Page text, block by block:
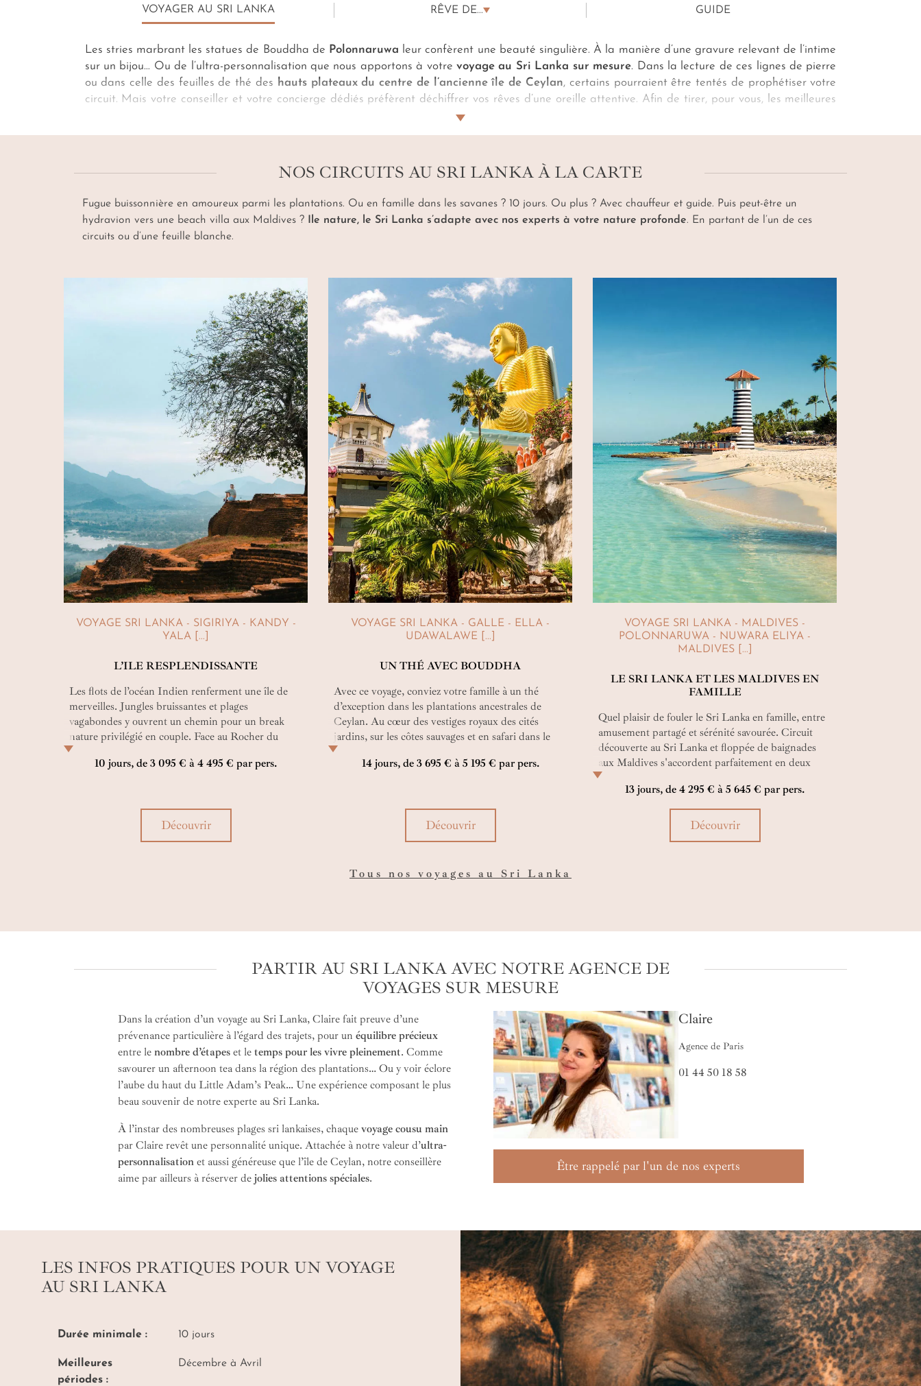
VOYAGER AU SRI LANKA RÊVE DE... GUIDE
Les stries marbrant les statues de Bouddha de Polonnaruwa leur confèrent une beauté singulière. À la manière d’une gravure relevant de l’intime
sur un bijou… Ou de l’ultra-personnalisation que nous apportons à votrevoyage au Sri Lanka sur mesure. Dans la lecture de ces lignes de pierre
ou dans celle des feuilles de thé des hauts plateaux du centre de l’ancienne île de Ceylan, certains pourraient être tentés de prophétiser votre
circuit. Mais votre conseiller et votre concierge dédiés préfèrent déchiffrer vos rêves d’une oreille attentive. Afin de tirer, pour vous, les meilleures
voyage au Sri Lanka sur mesure
NOS CIRCUITS AU SRI LANKA À LA CARTE
Fugue buissonnière en amoureux parmi les plantations. Ou en famille dans les savanes ? 10 jours. Ou plus ? Avec chauffeur et guide. Puis peut-être un
hydravion vers une beach villa aux Maldives ?
Ile nature, le Sri Lanka s’adapte avec nos experts à votre nature profonde. En partant de l’un de ces
circuits ou d’une feuille blanche.
VOYAGE SRI LANKA - SIGIRIYA - KANDY -
YALA [...]
L’ILE RESPLENDISSANTE
Les flots de l’océan Indien renferment une île de
merveilles. Jungles bruissantes et plages
vagabondes y ouvrent un chemin pour un break
nature privilégié en couple. Face au Rocher du
Lion ou sous le regard des Demoiselles de Sigiriya,
votre voyage privé au cœur du Sri Lanka n'est que
10 jours, de 3 095 € à 4 495 € par pers.
Découvrir
VOYAGE SRI LANKA - GALLE - ELLA -
UDAWALAWE [...]
UN THÉ AVEC BOUDDHA
Avec ce voyage, conviez votre famille à un thé
d’exception dans les plantations ancestrales de
Ceylan. Au cœur des vestiges royaux des cités
jardins, sur les côtes sauvages et en safari dans le
Parc d’Udawalawe, on se prend alors à se
demander : et si le secret du sourire si serein de
14 jours, de 3 695 € à 5 195 € par pers.
Découvrir
VOYAGE SRI LANKA - MALDIVES -
POLONNARUWA - NUWARA ELIYA -
MALDIVES [...]
LE SRI LANKA ET LES MALDIVES EN
FAMILLE
Quel plaisir de fouler le Sri Lanka en famille, entre
amusement partagé et sérénité savourée. Circuit
découverte au Sri Lanka et floppée de baignades
aux Maldives s'accordent parfaitement en deux
semaines, pour le bonheur des petits curieux et des
grands rêveurs !
13 jours, de 4 295 € à 5 645 € par pers.
Découvrir
Tous nos voyages au Sri Lanka
PARTIR AU SRI LANKA AVEC NOTRE AGENCE DE
VOYAGES SUR MESURE
Dans la création d’un voyage au Sri Lanka, Claire fait preuve d’une
prévenance particulière à l’égard des trajets, pour un équilibre précieux
entre le nombre d’étapeset le temps pour les vivre pleinement. Comme
savourer un afternoon tea dans la région des plantations… Ou y voir éclore
l’aube du haut du Little Adam’s Peak… Une expérience composant le plus
beau souvenir de notre experte au Sri Lanka.
À l’instar des nombreuses plages sri lankaises, chaque voyage cousu main
par Claire revêt une personnalité unique. Attachée à notre valeur d’ultra-
personnalisationet aussi généreuse que l’île de Ceylan, notre conseillère
aime par ailleurs à réserver de jolies attentions spéciales.
Claire
Agence de Paris
01 44 50 18 58
Être rappelé par l'un de nos experts
LES INFOS PRATIQUES POUR UN VOYAGE
AU SRI LANKA
Durée minimale : 10 jours
Meilleures
périodes :
Décembre à Avril